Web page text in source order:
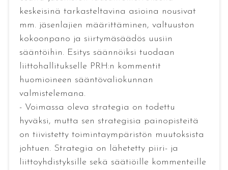
keskeisinä tarkasteltavina asioina nousivat
mm. jäsenlajien määrittäminen, valtuuston
kokoonpano ja siirtymäsäädös uusiin
sääntöihin. Esitys säännöiksi tuodaan
liittohallitukselle PRH:n kommentit
huomioineen sääntövaliokunnan
valmistelemana.
- Voimassa oleva strategia on todettu
hyväksi, mutta sen strategisia painopisteitä
on tiivistetty toimintaympäristön muutoksista
johtuen. Strategia on lähetetty piiri- ja
liittoyhdistyksille sekä säätiöille kommenteille